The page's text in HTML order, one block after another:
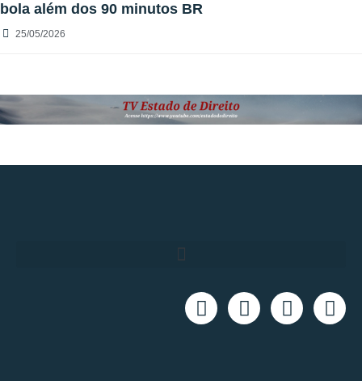
bola além dos 90 minutos BR
25/05/2026